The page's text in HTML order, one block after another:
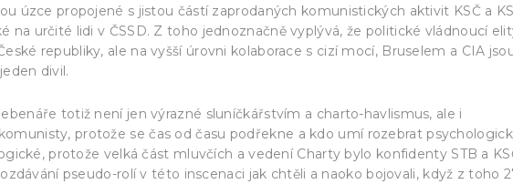
úzce propojené s jistou částí zaprodaných komunistických aktivit KSČ a
na určité lidi v ČSSD. Z toho jednoznačně vyplývá, že politické vládnoucí
republiky, ale na vyšší úrovni kolaborace s cizí mocí, Bruselem a CIA
divil.
totiž není jen výrazné sluníčkářstvím a charto-havlismus, ale i
protože se čas od času podřekne a kdo umí rozebrat
protože velká část mluvčích a vedení Charty bylo konfidenty STB a
pseudo-rolí v této inscenaci jak chtěli a naoko bojovali, když z toho